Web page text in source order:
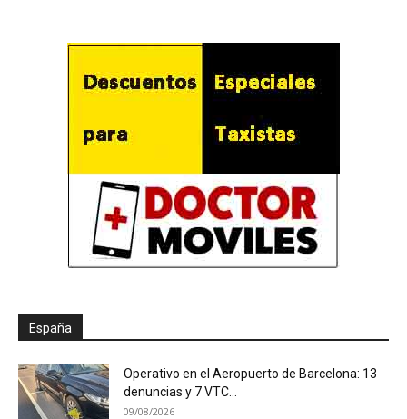
España
Operativo en el Aeropuerto de Barcelona: 13
denuncias y 7 VTC...
09/08/2026